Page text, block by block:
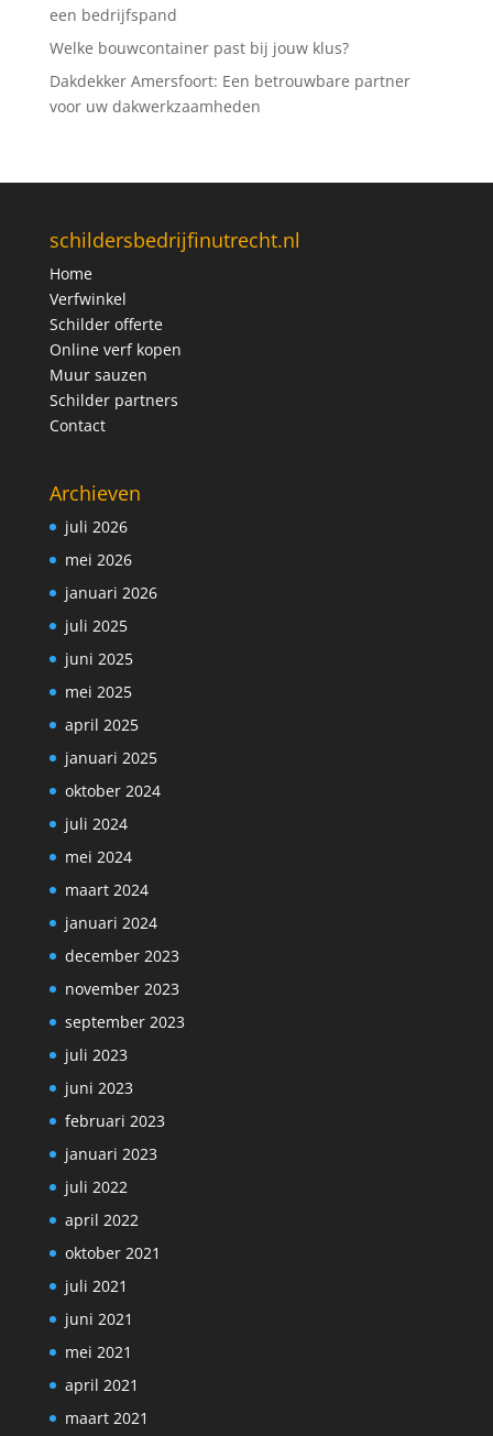
een bedrijfspand
Welke bouwcontainer past bij jouw klus?
Dakdekker Amersfoort: Een betrouwbare partner
voor uw dakwerkzaamheden
schildersbedrijfinutrecht.nl
Home
Verfwinkel
Schilder offerte
Online verf kopen
Muur sauzen
Schilder partners
Contact
Archieven
juli 2026
mei 2026
januari 2026
juli 2025
juni 2025
mei 2025
april 2025
januari 2025
oktober 2024
juli 2024
mei 2024
maart 2024
januari 2024
december 2023
november 2023
september 2023
juli 2023
juni 2023
februari 2023
januari 2023
juli 2022
april 2022
oktober 2021
juli 2021
juni 2021
mei 2021
april 2021
maart 2021